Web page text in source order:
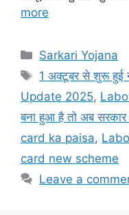
more
Categories
Sarkari Yojana
Tags
1 अक्टूबर से शुरू हुई
Update 2025,
बना हुआ है तो अब
card ka paisa,
card new scheme
Leave a